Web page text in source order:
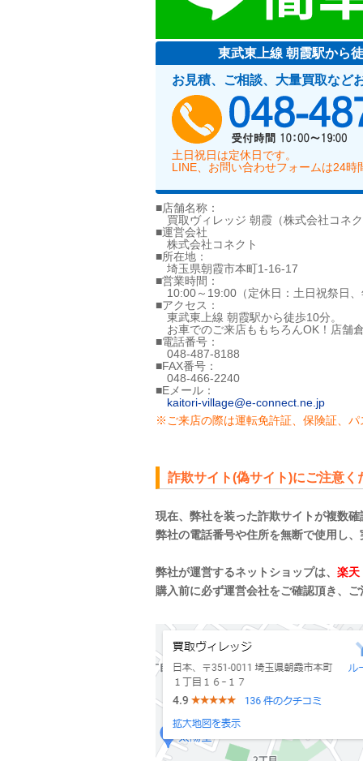
東武東上線 朝霞駅から
お見積、ご相談、大量買取など
土日祝日は定休日です。
LINE、お問い合わせフォームは24時
■店舗名称：
買取ヴィレッジ 朝霞（株式会社コネ
■運営会社
株式会社コネクト
■所在地：
埼玉県朝霞市本町1-16-17
■営業時間：
10:00～19:00（定休日：土日祝祭日
■アクセス：
東武東上線 朝霞駅から徒歩10分。
お車でのご来店ももちろんOK！店舗
■電話番号：
048-487-8188
■FAX番号：
048-466-2240
■Eメール：
kaitori-village@e-connect.ne.jp
※ご来店の際は運転免許証、保険証、
詐欺サイト(偽サイト)にご注意く
現在、弊社を装った詐欺サイトが複数
弊社の電話番号や住所を無断で使用し
弊社が運営するネットショップは、 楽天
購入前に必ず運営会社をご確認頂き、